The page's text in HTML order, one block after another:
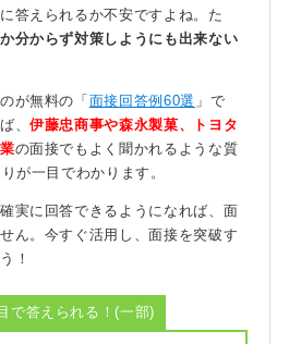
体的に決まっていません」と伝え
ますが「働く意欲が低い」と受け
ます。
ではなくどうなりたいかというな
き、目指すスキルや役割、キャリ
示すことが有効です。
決能力を身に付け、5年後には後輩
として貢献したい」と話すと、成
方が伝わります。
ー！ 貢献できる未来を示そう
答えられるか不安ですよね。た
分からず対策しようにも出来ない
が無料の「 面接回答例60選 」で
、伊藤忠商事や森永製菓、トヨタ
の面接でもよく聞かれるような質
が一目でわかります。
実に回答できるようになれば、面
ん。今すぐ活用し、面接を突破す
！
で答えられる！(一部)